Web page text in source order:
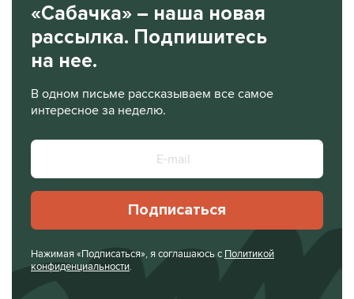
«Сабачка» – наша новая
рассылка. Подпишитесь
на нее.
В одном письме рассказываем все самое
интересное за неделю.
Подписаться
Нажимая «Подписаться», я соглашаюсь с Политикой
конфиденциальности.